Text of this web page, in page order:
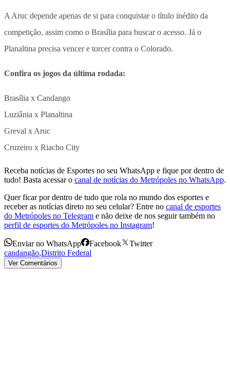
A Aruc depende apenas de si para conquistar o título inédito da
competição, assim como o Brasília para buscar o acesso. Já o
Planaltina precisa vencer e torcer contra o Colorado.
Confira os jogos da última rodada:
Brasília x Candango
Luziânia x Planaltina
Greval x Aruc
Cruzeiro x Riacho City
Receba notícias de Esportes no seu WhatsApp e fique por dentro de
tudo! Basta acessar o canal de notícias do Metrópoles no WhatsApp.
Quer ficar por dentro de tudo que rola no mundo dos esportes e
receber as notícias direto no seu celular? Entre no canal de esportes
do Metrópoles no Telegram e não deixe de nos seguir também no
perfil de esportes do Metrópoles no Instagram!
Enviar no WhatsApp Facebook
Twitter
candangão,Distrito Federal
Ver Comentários